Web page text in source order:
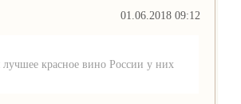
01.06.2018 09:12
красное вино России у них